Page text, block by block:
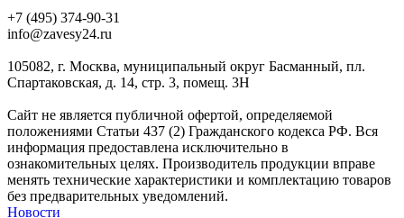
+7 (495) 374-90-31
info@zavesy24.ru
105082, г. Москва, муниципальный округ Басманный, пл.
Спартаковская, д. 14, стр. 3, помещ. 3Н
Сайт не является публичной офертой, определяемой
положениями Статьи 437 (2) Гражданского кодекса РФ. Вся
информация предоставлена исключительно в
ознакомительных целях. Производитель продукции вправе
менять технические характеристики и комплектацию товаров
без предварительных уведомлений.
Новости